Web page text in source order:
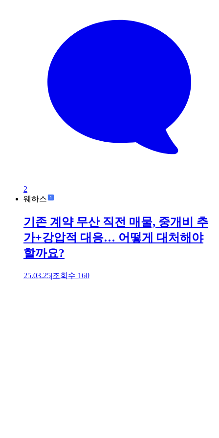
2
웨하스
기존 계약 무산 직전 매물, 중개비 추
가+강압적 대응… 어떻게 대처해야
할까요?
25.03.25|조회수 160